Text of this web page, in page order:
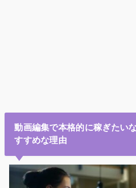
動画編集で本格的に稼ぎたい
すすめな理由